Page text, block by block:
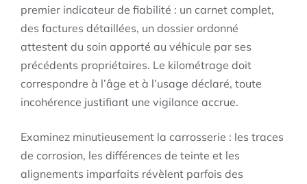
premier indicateur de fiabilité : un carnet complet,
des factures détaillées, un dossier ordonné
attestent du soin apporté au véhicule par ses
précédents propriétaires. Le kilométrage doit
correspondre à l’âge et à l’usage déclaré, toute
incohérence justifiant une vigilance accrue.
Examinez minutieusement la carrosserie : les traces
de corrosion, les différences de teinte et les
alignements imparfaits révèlent parfois des